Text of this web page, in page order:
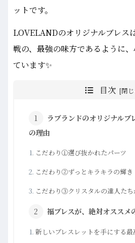
ットです。
LOVELANDのオリジナルブレス
戦の、最強の味方であるように
ています✨
目次
ラブランドのオリジナルブ
の理由
こだわり①選び抜かれたパーツ
こだわり②ずっとキラキラの輝き
こだわり③クリスタルの達人たち
福ブレスが、絶対オススメ
新しいブレスレットを手にする